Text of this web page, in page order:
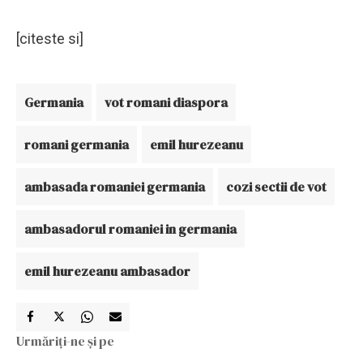
[citeste si]
Germania vot romani diaspora
romani germania emil hurezeanu
ambasada romaniei germania cozi sectii de vot
ambasadorul romaniei in germania
emil hurezeanu ambasador
Urmăriți-ne și pe